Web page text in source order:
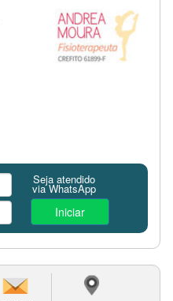
Seja atendido
via WhatsApp
Iniciar